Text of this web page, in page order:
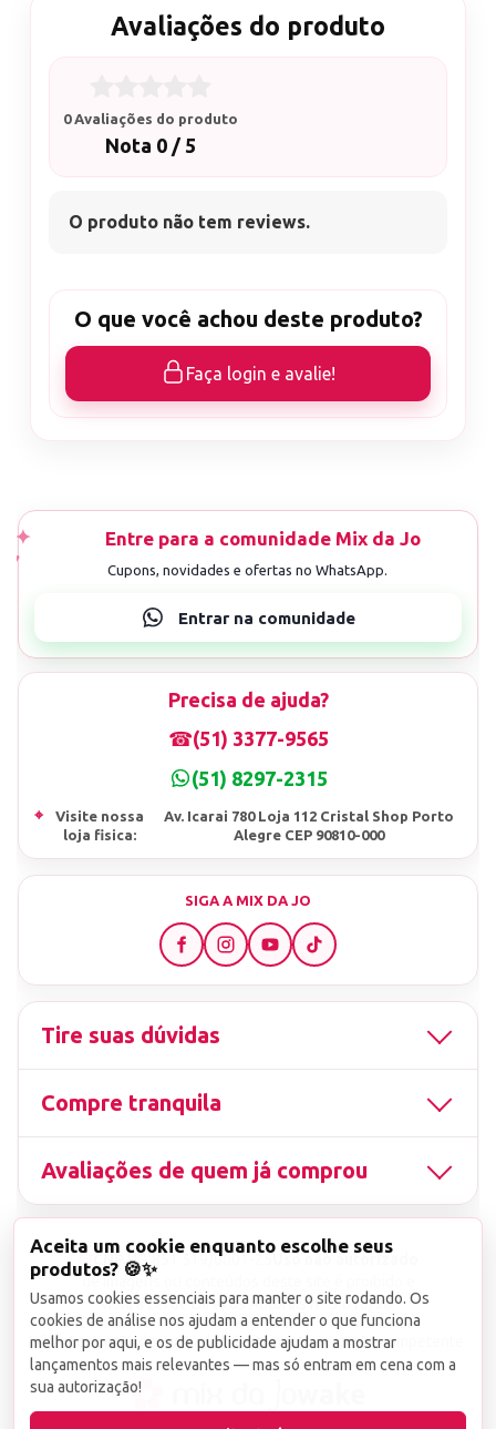
Avaliações do produto
0 Avaliações do produto
Nota 0 / 5
O produto não tem reviews.
O que você achou deste produto?
Faça login e avalie!
Precisa de ajuda?
☎(51) 3377-9565
(51) 8297-2315
⌖
Visite nossa
loja fisica:
Av. Icarai 780 Loja 112 Cristal Shop Porto
Alegre CEP 90810-000
SIGA A MIX DA JO
Tire suas dúvidas
Compre tranquila
Avaliações de quem já comprou
▤ CNPJ13.851.519/0001-25
de imagens ou conteúdos deste site é proibido e
viola a Lei de Direitos Autorais nº 9.610/98.
Infrações serão denunciadas diretamente ao órgão competente.
Aceita um cookie enquanto escolhe seus
produtos? 🍪✨
Usamos cookies essenciais para manter o site rodando. Os
cookies de análise nos ajudam a entender o que funciona
melhor por aqui, e os de publicidade ajudam a mostrar
lançamentos mais relevantes — mas só entram em cena com a
sua autorização!